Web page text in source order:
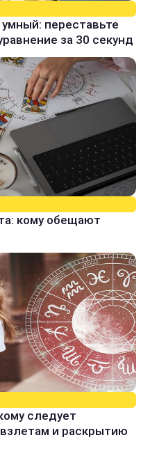
переставьте
за 30 секунд
кому обещают
следует
и раскрытию